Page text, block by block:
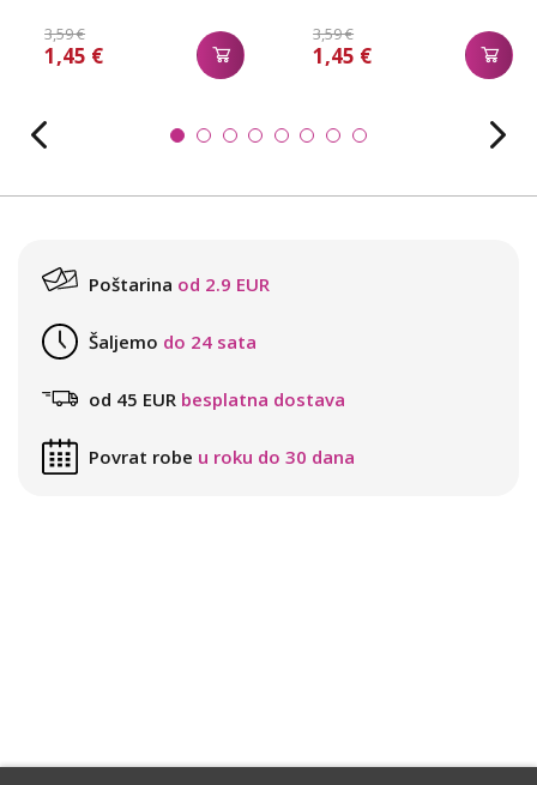
3,59 €
1,45 €
3,59 €
1,45 €
Poštarina od 2.9 EUR
Šaljemo do 24 sata
od 45 EUR besplatna dostava
Povrat robe u roku do 30 dana